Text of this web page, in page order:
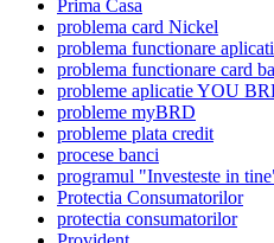
Prima Casa
problema card Nickel
problema functionare
problema functionare card
probleme aplicatie YOU
probleme myBRD
probleme plata credit
procese banci
programul "Investeste in
Protectia Consumatorilor
protectia consumatorilor